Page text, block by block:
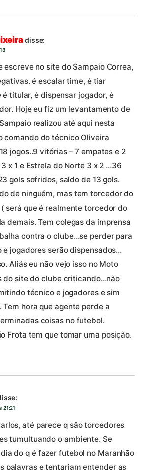
disse:
escreve no site do Sampaio Correa,
é escalar time, é tiar
é titular, é dispensar jogador, é
Hoje eu fiz um levantamento de
realizou até aqui nesta
comando do técnico Oliveira
jogos..9 vitórias – 7 empates e 2
x 1 e Estrela do Norte 3 x 2 …36
gols sofridos, saldo de 13 gols.
de ninguém, mas tem torcedor do
será que é realmente torcedor do
demais. Tem colegas da imprensa
contra o clube…se perder para
jogadores serão dispensados…
Aliás eu não vejo isso no Moto
do site do clube criticando…não
técnico e jogadores e sim
hora que agente perde a
coisas no futebol.
Frota tem que tomar uma posição.
21:21
até parece q são torcedores
tumultuando o ambiente. Se
do q é fazer futebol no Maranhão
palavras e tentariam entender as